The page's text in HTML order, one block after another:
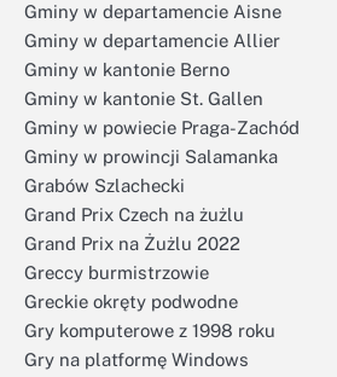
Gminy w departamencie Aisne
Gminy w departamencie Allier
Gminy w kantonie Berno
Gminy w kantonie St. Gallen
Gminy w powiecie Praga-Zachód
Gminy w prowincji Salamanka
Grabów Szlachecki
Grand Prix Czech na żużlu
Grand Prix na Żużlu 2022
Greccy burmistrzowie
Greckie okręty podwodne
Gry komputerowe z 1998 roku
Gry na platformę Windows